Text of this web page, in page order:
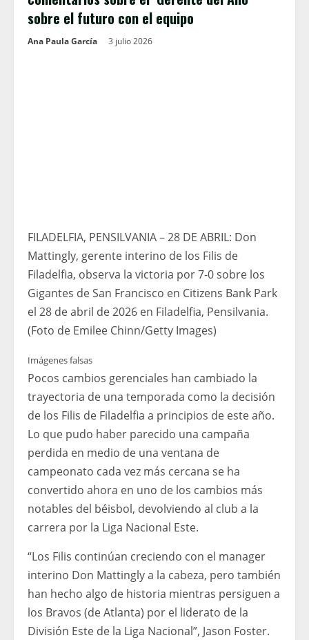
sobre el futuro con el equipo
Ana Paula García 3 julio 2026
FILADELFIA, PENSILVANIA – 28 DE ABRIL: Don
Mattingly, gerente interino de los Filis de
Filadelfia, observa la victoria por 7-0 sobre los
Gigantes de San Francisco en Citizens Bank Park
el 28 de abril de 2026 en Filadelfia, Pensilvania.
(Foto de Emilee Chinn/Getty Images)
Imágenes falsas
Pocos cambios gerenciales han cambiado la
trayectoria de una temporada como la decisión
de los Filis de Filadelfia a principios de este año.
Lo que pudo haber parecido una campaña
perdida en medio de una ventana de
campeonato cada vez más cercana se ha
convertido ahora en uno de los cambios más
notables del béisbol, devolviendo al club a la
carrera por la Liga Nacional Este.
“Los Filis continúan creciendo con el manager
interino Don Mattingly a la cabeza, pero también
han hecho algo de historia mientras persiguen a
los Bravos (de Atlanta) por el liderato de la
División Este de la Liga Nacional”, Jason Foster.